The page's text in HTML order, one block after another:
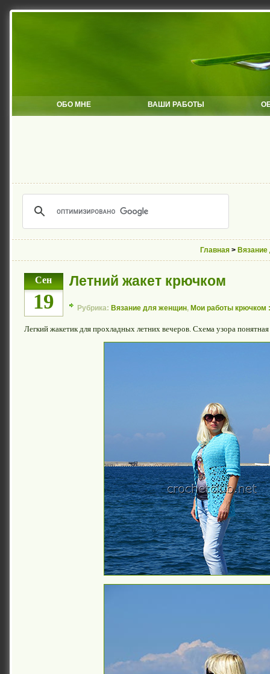
ОБО МНЕ ВАШИ РАБОТЫ
Главная >
Сен
19
Летний жакет крючком
Рубрика: Вязание для женщин, Мои работы крючком
Легкий жакетик для прохладных летних вечеров. Схема узора